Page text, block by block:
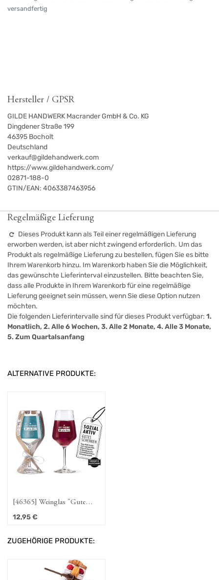
versandfertig
Hersteller / GPSR
GILDE HANDWERK Macrander GmbH & Co. KG
Dingdener Straße 199
46395 Bocholt
Deutschland
verkauf@gildehandwerk.com
https://www.gildehandwerk.com/
02871-188-0
GTIN/EAN: 4063387463956
Regelmäßige Lieferung
Dieses Produkt kann als Teil einer regelmäßigen Lieferung
erworben werden, ist aber nicht zwingend erforderlich. Um das
Produkt als regelmäßige Lieferung zu bestellen, fügen Sie es bitte
Ihrem Warenkorb hinzu. Im Warenkorb haben Sie die Möglichkeit,
das gewünschte Lieferinterval einzustellen. Bitte beachten Sie,
dass alle Produkte in Ihrem Warenkorb für eine regelmäßige
Lieferung geeignet sein müssen, wenn Sie diese Option nutzen
möchten.
Die folgenden Lieferintervalle sind für dieses Produkt verfügbar: 1.
Monatlich, 2. Alle 6 Wochen, 3. Alle 2 Monate, 4. Alle 3 Monate,
5. Zum Quartalsanfang
ALTERNATIVE PRODUKTE:
[46365] Weinglas "Gute
Freunde & guter Wein"
12,95€
ZUGEHÖRIGE PRODUKTE: